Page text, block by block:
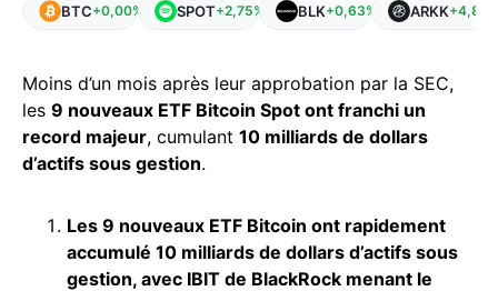
BTC+0,00% SPOT+2,75% BLK+0,63% ARKK
Moins d’un mois après leur approbation par la SEC,
les 9 nouveaux ETF Bitcoin Spot ont franchi un
record majeur, cumulant 10 milliards de dollars
d’actifs sous gestion.
Les 9 nouveaux ETF Bitcoin ont rapidement
accumulé 10 milliards de dollars d’actifs sous
gestion, avec IBIT de BlackRock menant le